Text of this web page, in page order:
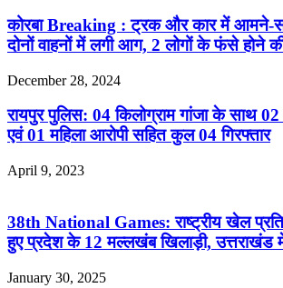
कोरबा Breaking : ट्रक और कार में आमने-
दोनों वाहनों में लगी आग, 2 लोगों के फंसे होने
December 28, 2024
रायपुर पुलिस: 04 किलोग्राम गांजा के साथ 02
एवं 01 महिला आरोपी सहित कुल 04 गिरफ्तार
April 9, 2023
38th National Games: राष्ट्रीय खेल
हुए प्रदेश के 12 मल्लखंब खिलाड़ी, उत्तराखंड
January 30, 2025